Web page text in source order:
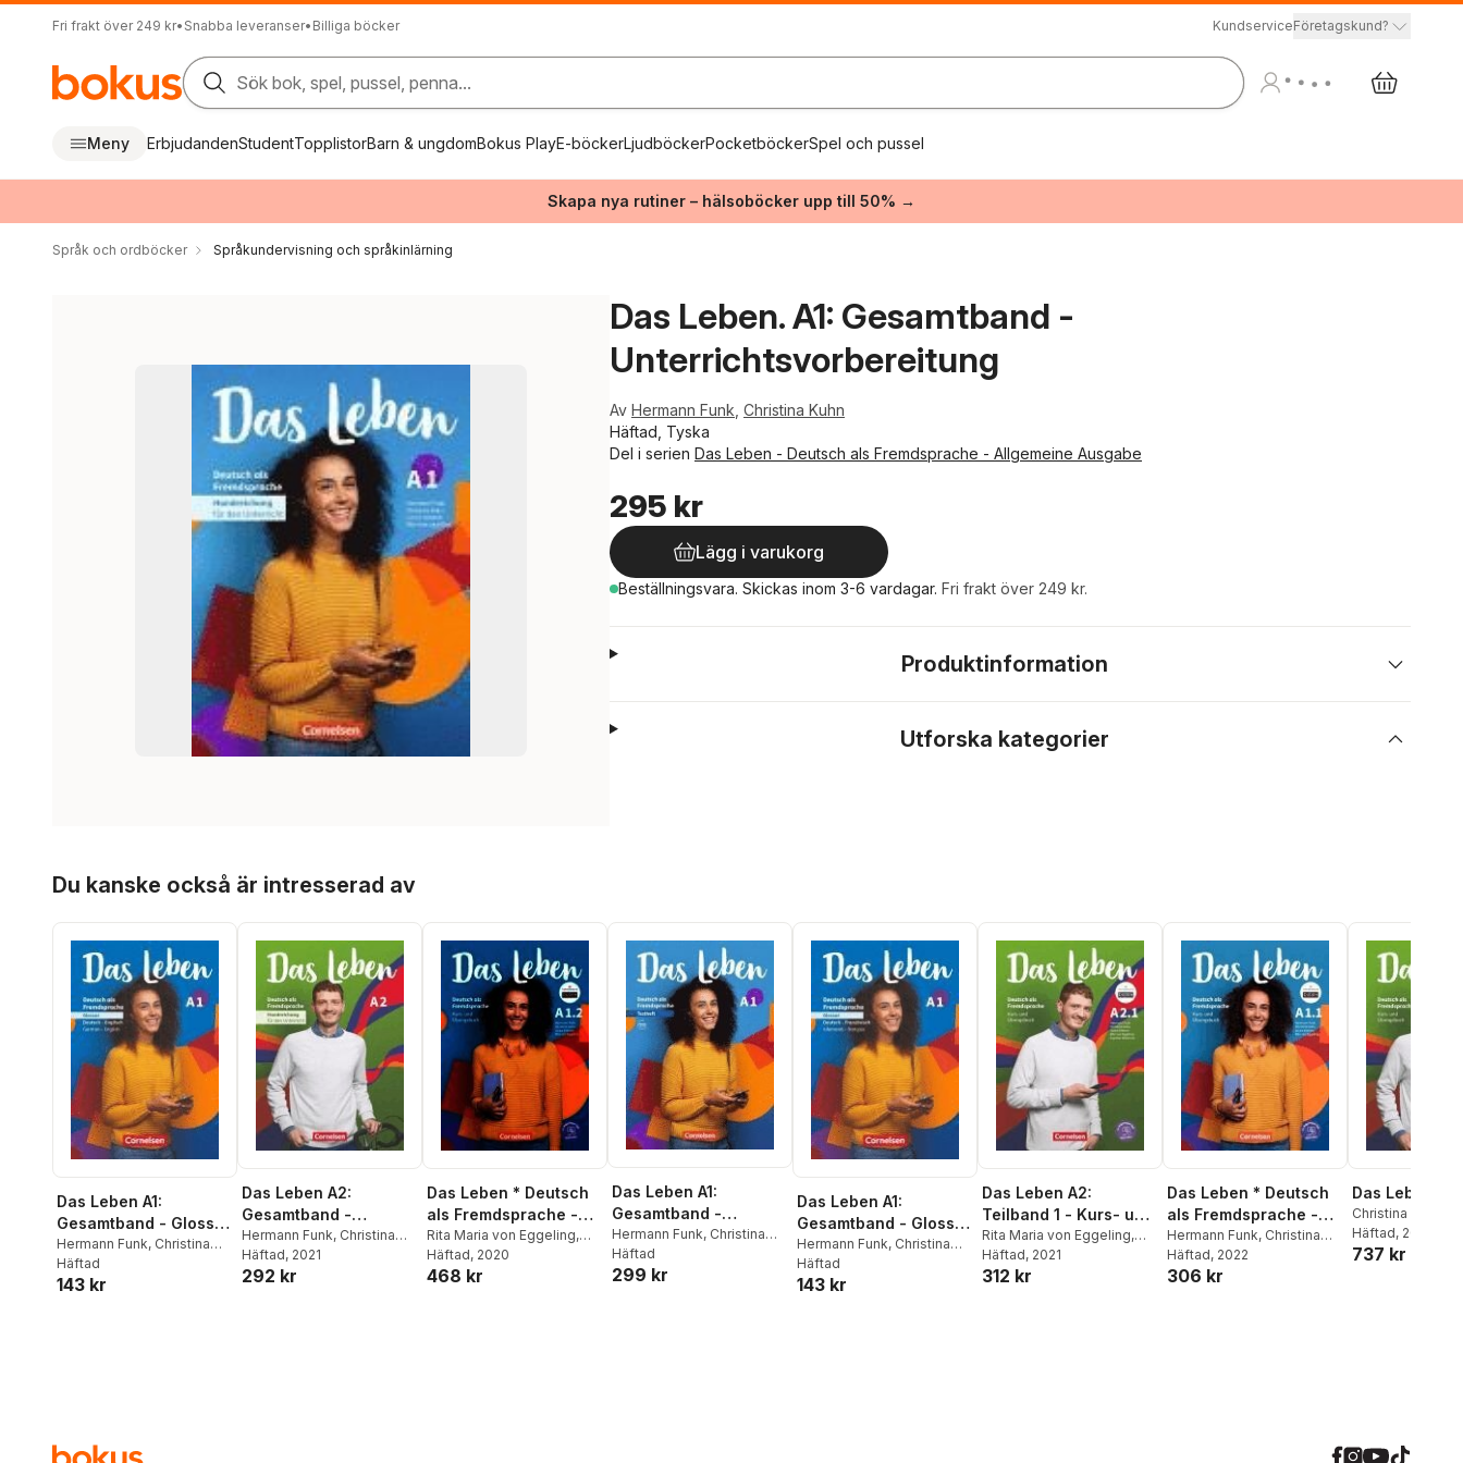
Fri frakt över 249 kr• Snabba leveranser• Billiga böcker KundserviceFöretagskund?
Sök bok, spel, pussel, penna...
Meny ErbjudandenStudentTopplistorBarn & ungdomBokus PlayE-böckerLjudböckerPocketböckerSpel och pussel
Skapa nya rutiner – hälsoböcker upp till 50% →
Språk och ordböcker Språkundervisning och språkinlärning
Das Leben. A1: Gesamtband -
Unterrichtsvorbereitung
Av Hermann Funk Christina Kuhn
Häftad, Tyska
Del i serien Das Leben - Deutsch als Fremdsprache - Allgemeine Ausgabe
295 kr
Lägg i varukorg
Beställningsvara. Skickas inom 3-6 vardagar. Fri frakt över 249 kr.
Produktinformation
Utforska kategorier
Du kanske också är intresserad av
Das Leben A1:
Gesamtband - Glossar
Deutsch-Englisch
Hermann Funk, Christina
Kuhn
Häftad
143 kr
Das Leben A2:
Gesamtband -
Handreichungen für
den Unterricht
Hermann Funk, Christina
Kuhn
Häftad, 2021
292 kr
Das Leben * Deutsch
als Fremdsprache -
Allgemeine Ausgabe *
A1.2: Teilband 2
Rita Maria von Eggeling,
Hermann Funk
Kuhn, Laura Nielsen
Häftad, 2020
468 kr
Das Leben A1:
Gesamtband -
Testheft
Hermann Funk, Christina
Kuhn
Häftad
299 kr
Das Leben A1:
Gesamtband - Glossar
Deutsch-Französisch
Hermann Funk, Christina
Kuhn
Häftad
143 kr
Das Leben A2:
Teilband 1 - Kurs- und
Übungsbuch
Rita Maria von Eggeling,
Hermann Funk
Kuhn ,Laura Nielsen
Häftad, 2021
312 kr
Das Leben * Deutsch
als Fremdsprache -
Allgemeine Ausgabe *
A1.1: Teilband 1
Hermann Funk, Christina
Khun,Laura Nielsen
Von Eggeling
Häftad, 2022
306 kr
Das Leben
Christina Kuhn
Nielsen ,Rita
Eggeling
Häftad, 2021
737 kr